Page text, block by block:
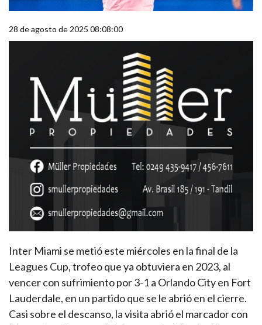
28 de agosto de 2025 08:08:00
Inter Miami se metió este miércoles en la final de la
Leagues Cup, trofeo que ya obtuviera en 2023, al
vencer con sufrimiento por 3-1 a Orlando City en Fort
Lauderdale, en un partido que se le abrió en el cierre.
Casi sobre el descanso, la visita abrió el marcador con